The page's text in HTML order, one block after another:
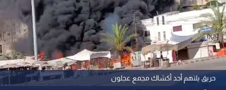
حريق يلتهم أحد أكشاك مجمع عجلون